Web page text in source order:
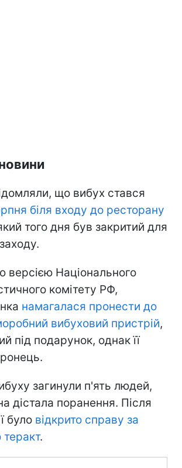
що вибух стався
біля входу до ресторану
того дня був закритий для
версією Національного
комітету РФ,
намагалася пронести до
вибуховий пристрій,
під подарунок, однак її
загинули п'ять людей,
дістала поранення. Після
було відкрито справу за
.